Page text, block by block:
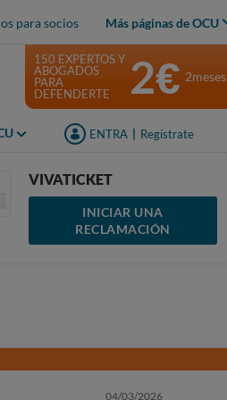
para socios Más páginas de OCU
ENTRA Regístrate
150 EXPERTOS Y
ABOGADOS
PARA
DEFENDERTE
2€ 2meses
VIVATICKET
INICIAR UNA
RECLAMACIÓN
04/03/2026